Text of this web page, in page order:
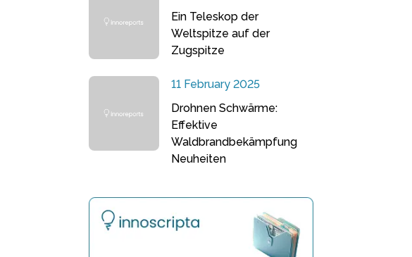
Ein Teleskop der
Weltspitze auf der
Zugspitze
11 February 2025
Drohnen Schwärme:
Effektive
Waldbrandbekämpfung
Neuheiten